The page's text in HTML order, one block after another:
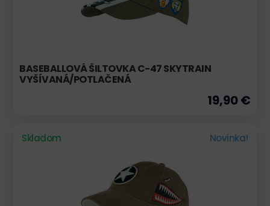
BASEBALLOVÁ ŠILTOVKA C-47 SKYTRAIN
VYŠÍVANÁ/POTLAČENÁ
19,90 €
Skladom Novinka!